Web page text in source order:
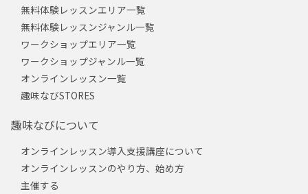
無料体験レッスンエリア一覧
無料体験レッスンジャンル一覧
ワークショップエリア一覧
ワークショップジャンル一覧
オンラインレッスン一覧
趣味なびSTORES
趣味なびについて
オンラインレッスン導入支援講座について
オンラインレッスンのやり方、始め方
主催する